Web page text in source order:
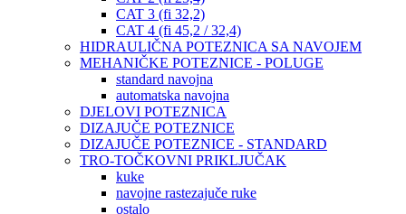
CAT 3 (fi 32,2)
CAT 4 (fi 45,2 / 32,4)
HIDRAULIČNA POTEZNICA SA NAVOJEM
MEHANIČKE POTEZNICE - POLUGE
standard navojna
automatska navojna
DJELOVI POTEZNICA
DIZAJUČE POTEZNICE
DIZAJUČE POTEZNICE - STANDARD
TRO-TOČKOVNI PRIKLJUČAK
kuke
navojne rastezajuče ruke
ostalo